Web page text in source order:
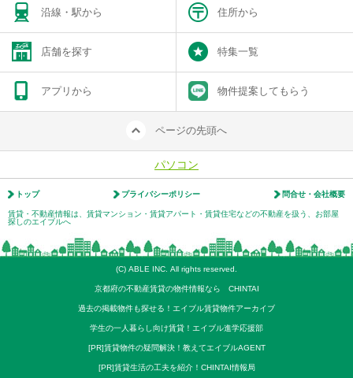
沿線・駅から 住所から
店舗を探す 特集一覧
アプリから 物件提案してもらう
ページの先頭へ
パソコン
トップ プライバシーポリシー 問合せ・会社概要
賃貸・不動産情報は、賃貸マンション・賃貸アパート・賃貸住宅などの不動産を扱う、お部屋
探しのエイブルへ
(C) ABLE INC. All rights reserved.
京都府の不動産賃貸の物件情報なら CHINTAI
過去の掲載物件も探せる！エイブル賃貸物件アーカイブ
学生の一人暮らし向け賃貸！エイブル進学応援部
[PR]賃貸物件の疑問解決！教えてエイブルAGENT
[PR]賃貸生活の工夫を紹介！CHINTAI情報局